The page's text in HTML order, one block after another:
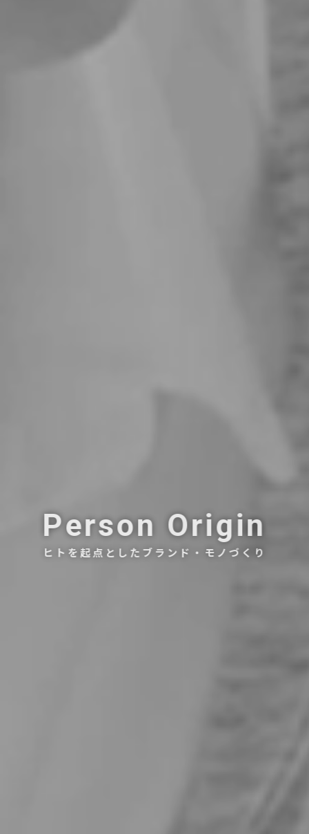
Person Origin
ヒトを起点としたブランド・モノづくり